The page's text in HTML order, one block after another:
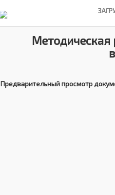
Методическая
Предварительный просмотр